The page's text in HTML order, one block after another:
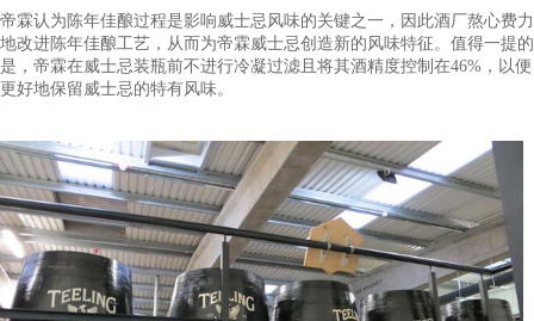
芽大麦和发芽大麦的混合物等酿造威士忌。另外，帝霖还拥有自
发酵技术。在发酵的过程中，除了使用开放式橡木桶和封闭式不
行发酵外，帝霖还会使用独制的混合酵母菌株进行发酵。